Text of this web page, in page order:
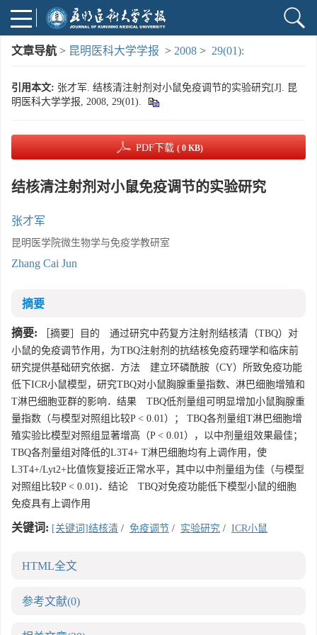
文章导航 > 昆明医科大学学报 > 2008 > 29(01):
引用本文: 张才军. 结核清注射剂对小鼠免疫调节的实验研究[J]. 昆
明医科大学学报, 2008, 29(01).
PDF下载 ( 0 KB)
结核清注射剂对小鼠免疫调节的实验研究
张才军
昆明医学院微生物学与免疫学教研室
Zhang Cai Jun
摘要
摘要: ［摘要］目的 通过研究中药复方注射剂结核清（TBQ）对
小鼠的免疫调节作用，为TBQ注射剂的抗结核免疫药理学和临床前
研究提供基础研究依据．方法 建立环磷酰胺（CY）所致免疫功能
低下ICR小鼠模型，研究TBQ对小鼠胸腺重量指数、淋巴细胞增殖和
T淋巴细胞亚群的影响．结果 TBQ低剂量组可明显增加小鼠胸腺重
量指数（与模型对照组比较P < 0.01）； TBQ各剂量组T淋巴细胞增
殖实验比模型对照组显著增高（P < 0.01），以中剂量组效果最佳；
TBQ各剂量组对降低的L3T4+ T淋巴细胞均有上调作用，使
L3T4+/Lyt2+比值恢复接近正常水平，其中以中剂量组为佳（与模型
对照组比较P < 0.01)．结论 TBQ对免疫功能低下模型小鼠的细胞
免疫具有上调作用
关键词: [关键词]结核清 / 免疫调节 / 实验研究 / ICR小鼠
HTML全文
参考文献(0)